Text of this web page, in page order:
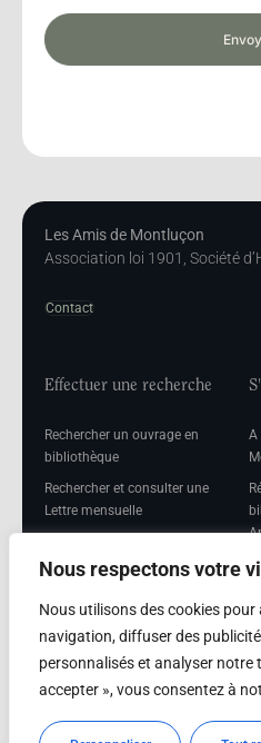
Nous respectons votre
Nous utilisons des cookies
navigation, diffuser des
personnalisés et analyser notre
accepter », vous consentez à
Les Amis de Montluçon
Association loi 1901, Société
Contact
Effectuer une recherche
Rechercher un ouvrage en
bibliothèque
Rechercher et consulter une
Lettre mensuelle
mensuelle
A
Adhérer